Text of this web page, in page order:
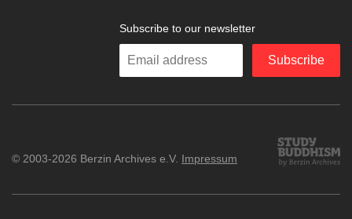
Subscribe to our newsletter
Enter
Subscribe
Study
Buddhism
© 2003-2026 Berzin Archives e.V. Impressum